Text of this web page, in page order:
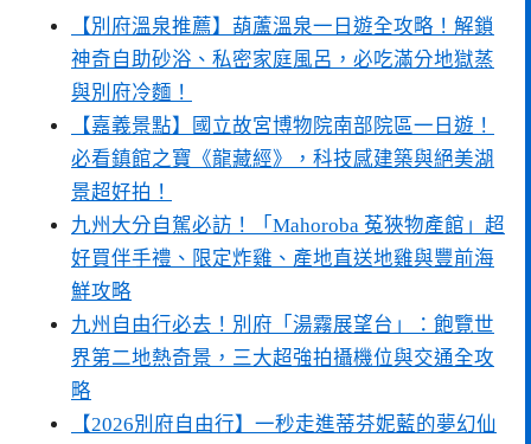
【別府溫泉推薦】葫蘆溫泉一日遊全攻略！解鎖
神奇自助砂浴、私密家庭風呂，必吃滿分地獄蒸
與別府冷麵！
【嘉義景點】國立故宮博物院南部院區一日遊！
必看鎮館之寶《龍藏經》，科技感建築與絕美湖
景超好拍！
九州大分自駕必訪！「Mahoroba 菟狹物產館」超
好買伴手禮、限定炸雞、產地直送地雞與豐前海
鮮攻略
九州自由行必去！別府「湯霧展望台」：飽覽世
界第二地熱奇景，三大超強拍攝機位與交通全攻
略
【2026別府自由行】一秒走進蒂芬妮藍的夢幻仙